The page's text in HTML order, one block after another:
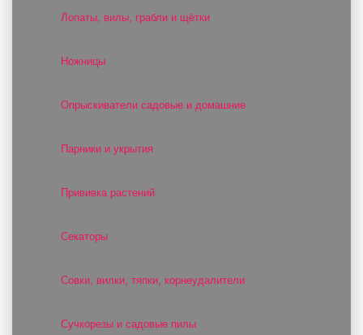
Лопаты, вилы, грабли и щётки
Ножницы
Опрыскиватели садовые и домашние
Парники и укрытия
Прививка растений
Секаторы
Совки, вилки, тяпки, корнеудалители
Сучкорезы и садовые пилы